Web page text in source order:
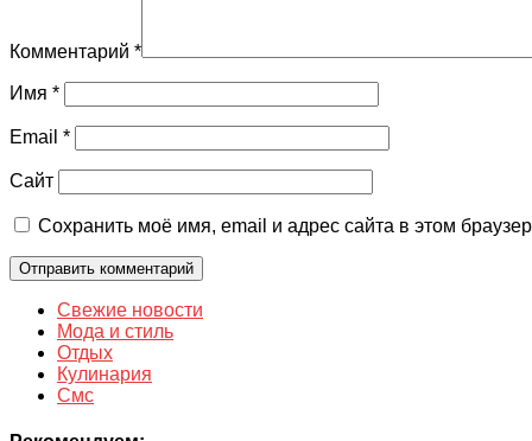
Комментарий *
Имя *
Email *
Сайт
Сохранить моё имя, email и адрес сайта в этом
Свежие новости
Мода и стиль
Отдых
Кулинария
Смс